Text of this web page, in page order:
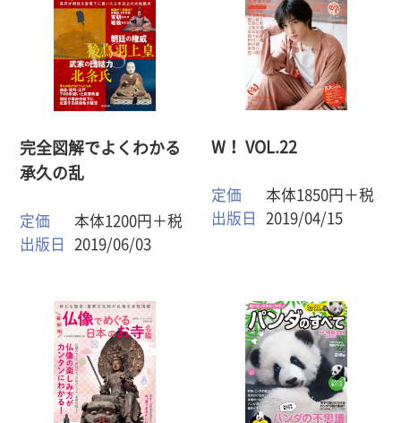
完全図解でよくわかる
承久の乱
定価
本体1200円＋税
出版日
2019/06/03
W！ VOL.22
定価
本体1850円＋税
出版日
2019/04/15